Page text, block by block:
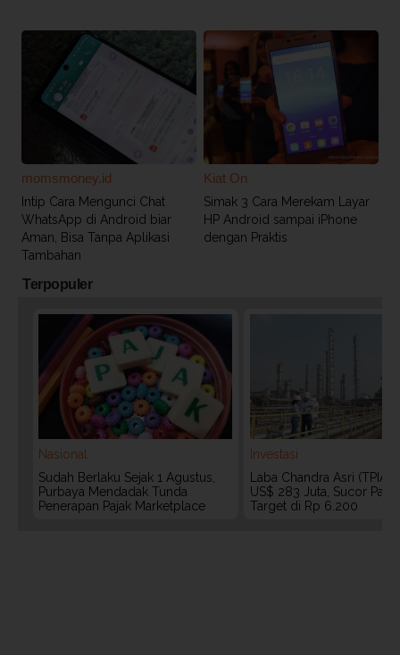
momsmoney.id
Intip Cara Mengunci Chat
WhatsApp di Android biar
Aman, Bisa Tanpa Aplikasi
Tambahan
Kiat On
Simak 3 Cara Merekam Layar
HP Android sampai iPhone
dengan Praktis
Terpopuler
Nasional
Sudah Berlaku Sejak 1 Agustus,
Purbaya Mendadak Tunda
Penerapan Pajak Marketplace
Investasi
Laba Chandra Asri (TPIA)
US$ 283 Juta, Sucor
Target di Rp 6.200